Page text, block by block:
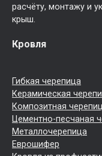
расчёту, монтажу и
крыш.
Кровля
Гибкая черепица
Керамическая
Композитная
Цементно-песчаная
Металлочерепица
Еврошифер